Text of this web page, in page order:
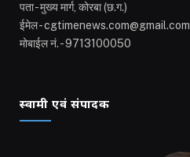
पता - मुख्य मार्ग, कोरबा (छ.ग.)
ईमेल - cgtimenews.com@gmail.com
मोबाईल नं. - 9713100050
स्वामी एवं संपादक